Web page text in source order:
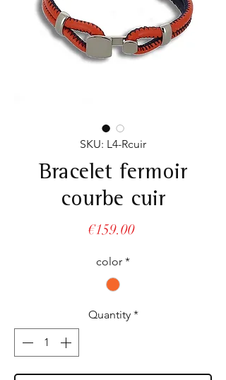
SKU: L4-Rcuir
Bracelet fermoir
courbe cuir
€159.00Price
color *
Quantity *